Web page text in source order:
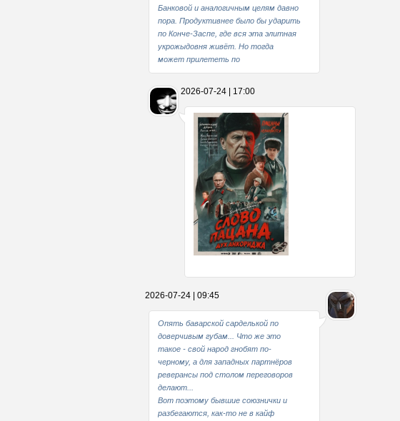
Банковой и аналогичным целям давно
пора. Продуктивнее было бы ударить
по Конче-Заспе, где вся эта элитная
укрожыдовня живёт. Но тогда
может прилететь по
2026-07-24 | 17:00
2026-07-24 | 09:45
Опять баварской сарделькой по
доверчивым губам... Что же это
такое - свой народ гнобят по-
черному, а для западных партнёров
реверансы под столом переговоров
делают...
Вот поэтому бывшие союзнички и
разбегаются, как-то не в кайф